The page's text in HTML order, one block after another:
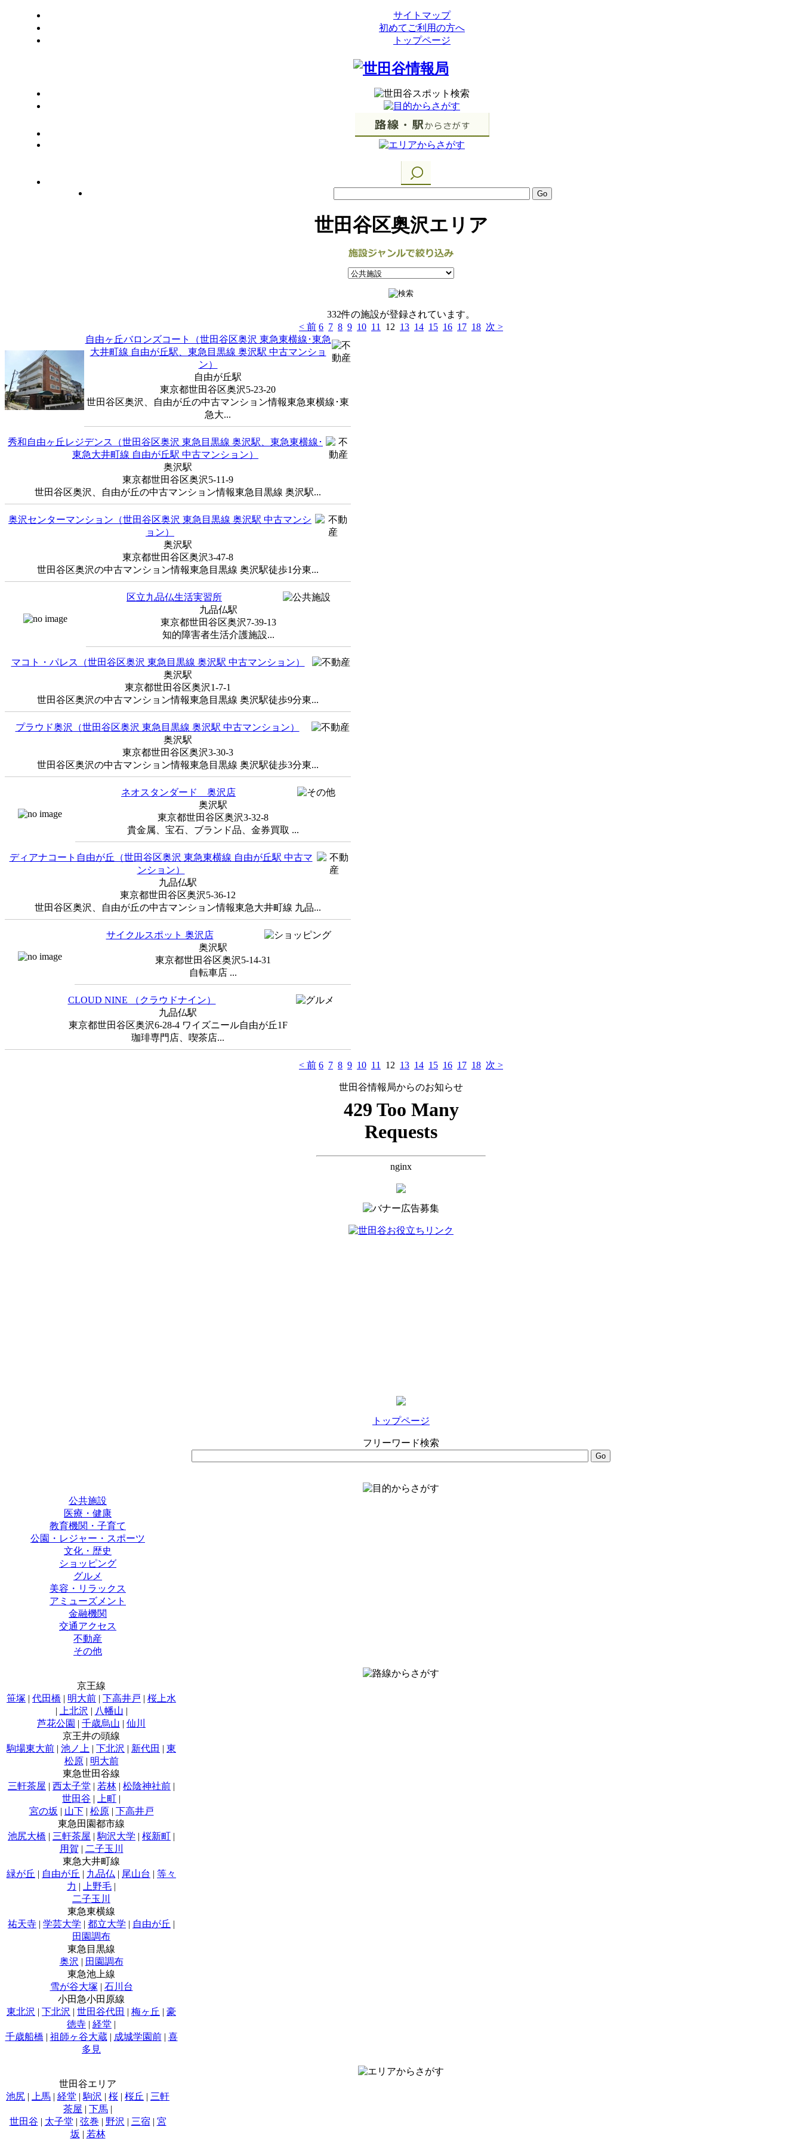
サイトマップ
初めてご利用の方へ
トップページ
世田谷区奥沢エリア
332件の施設が登録されています。
< 前 6 7 8 9 10 11 12 13 14 15 16 17 18 次 >
自由ヶ丘バロンズコート（世田谷区奥沢 東急東横線･東急
大井町線 自由が丘駅、東急目黒線 奥沢駅 中古マンショ
ン）
自由が丘駅
東京都世田谷区奥沢5-23-20
世田谷区奥沢、自由が丘の中古マンション情報東急東横線･東
急大...
秀和自由ヶ丘レジデンス（世田谷区奥沢 東急目黒線 奥沢駅、東急東横線･
東急大井町線 自由が丘駅 中古マンション）
奥沢駅
東京都世田谷区奥沢5-11-9
世田谷区奥沢、自由が丘の中古マンション情報東急目黒線 奥沢駅...
奥沢センターマンション（世田谷区奥沢 東急目黒線 奥沢駅 中古マンシ
ョン）
奥沢駅
東京都世田谷区奥沢3-47-8
世田谷区奥沢の中古マンション情報東急目黒線 奥沢駅徒歩1分東...
区立九品仏生活実習所
九品仏駅
東京都世田谷区奥沢7-39-13
知的障害者生活介護施設...
マコト・パレス（世田谷区奥沢 東急目黒線 奥沢駅 中古マンション）
奥沢駅
東京都世田谷区奥沢1-7-1
世田谷区奥沢の中古マンション情報東急目黒線 奥沢駅徒歩9分東...
プラウド奥沢（世田谷区奥沢 東急目黒線 奥沢駅 中古マンション）
奥沢駅
東京都世田谷区奥沢3-30-3
世田谷区奥沢の中古マンション情報東急目黒線 奥沢駅徒歩3分東...
ネオスタンダード 奥沢店
奥沢駅
東京都世田谷区奥沢3-32-8
貴金属、宝石、ブランド品、金券買取 ...
ディアナコート自由が丘（世田谷区奥沢 東急東横線 自由が丘駅 中古マ
ンション）
九品仏駅
東京都世田谷区奥沢5-36-12
世田谷区奥沢、自由が丘の中古マンション情報東急大井町線 九品...
サイクルスポット 奥沢店
奥沢駅
東京都世田谷区奥沢5-14-31
自転車店 ...
CLOUD NINE （クラウドナイン）
九品仏駅
東京都世田谷区奥沢6-28-4 ワイズニール自由が丘1F
珈琲専門店、喫茶店...
< 前 6 7 8 9 10 11 12 13 14 15 16 17 18 次 >
世田谷情報局からのお知らせ
トップページ
フリーワード検索
公共施設
医療・健康
教育機関・子育て
公園・レジャー・スポーツ
文化・歴史
ショッピング
グルメ
美容・リラックス
アミューズメント
金融機関
交通アクセス
不動産
その他
京王線
笹塚 | 代田橋 | 明大前 | 下高井戸 | 桜上水
|
上北沢 | 八幡山 |
芦花公園 | 千歳烏山 | 仙川
京王井の頭線
駒場東大前 | 池ノ上 | 下北沢 | 新代田 | 東
松原| 明大前
東急世田谷線
三軒茶屋 | 西太子堂 | 若林 | 松陰神社前 |
世田谷 | 上町 |
宮の坂 | 山下| 松原| 下高井戸
東急田園都市線
池尻大橋 | 三軒茶屋 | 駒沢大学 | 桜新町 |
用賀 | 二子玉川
東急大井町線
緑が丘 | 自由が丘 | 九品仏 | 尾山台 | 等々
力 | 上野毛 |
二子玉川
東急東横線
祐天寺 | 学芸大学 | 都立大学 | 自由が丘 |
田園調布
東急目黒線
奥沢 | 田園調布
東急池上線
雪が谷大塚 | 石川台
小田急小田原線
東北沢 | 下北沢 | 世田谷代田 | 梅ヶ丘 | 豪
徳寺 | 経堂 |
千歳船橋 | 祖師ヶ谷大蔵| 成城学園前| 喜
多見
世田谷エリア
池尻 | 上馬 | 経堂 | 駒沢 | 桜 | 桜丘 | 三軒
茶屋 | 下馬 |
世田谷 | 太子堂 | 弦巻 | 野沢 | 三宿 | 宮
坂 | 若林